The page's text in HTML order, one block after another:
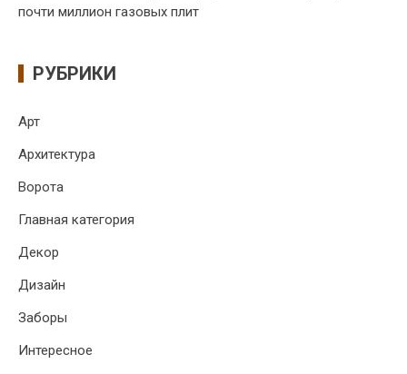
почти миллион газовых плит
РУБРИКИ
Арт
Архитектура
Ворота
Главная категория
Декор
Дизайн
Заборы
Интересное